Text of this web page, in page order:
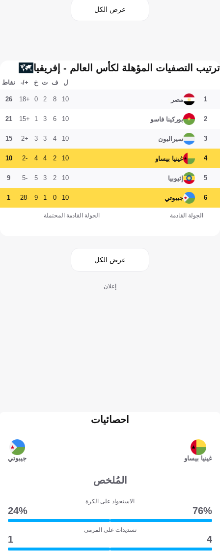
عرض الكل
ترتيب التصفيات المؤهلة لكأس العالم - إفريقيا
ل ف ت خ +/- نقاط
1 مصر 10
8
2
0
+18
26
2 بوركينا فاسو 10
6
3
1
+15
21
3 سيراليون 10
4
3
3
+2
15
4 غينيا بيساو 10
2
4
4
-2
10
5 إثيوبيا 10
2
3
5
-5
9
6 جيبوتي 10
0
1
9
-28
1
الجولة القادمة الجولة القادمة المحتملة
عرض الكل
إعلان
غينيا بيساو
احصائيات
جيبوتي
المُلخص
الاستحواذ على الكرة
76‎%‎
24‎%‎
تسديدات على المرمى
4
1